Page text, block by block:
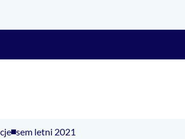
sem letni 2021